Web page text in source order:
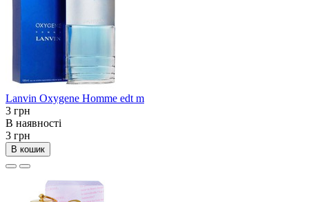
Lanvin Oxygene Homme edt m
3 грн
В наявності
3 грн
В кошик